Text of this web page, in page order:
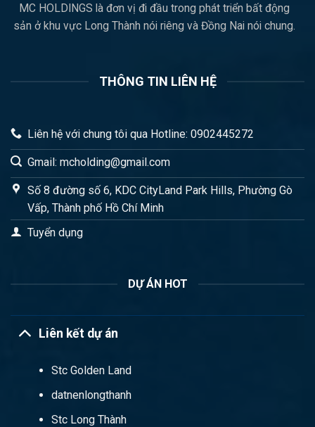
MC HOLDINGS là đơn vị đi đầu trong phát triển bất động
sản ở khu vực Long Thành nói riêng và Đồng Nai nói chung.
THÔNG TIN LIÊN HỆ
Liên hệ với chung tôi qua Hotline: 0902445272
Gmail: mcholding@gmail.com
Số 8 đường số 6, KDC CityLand Park Hills, Phường Gò
Vấp, Thành phố Hồ Chí Minh
Tuyển dụng
DỰ ÁN HOT
Liên kết dự án
Stc Golden Land
datnenlongthanh
Stc Long Thành